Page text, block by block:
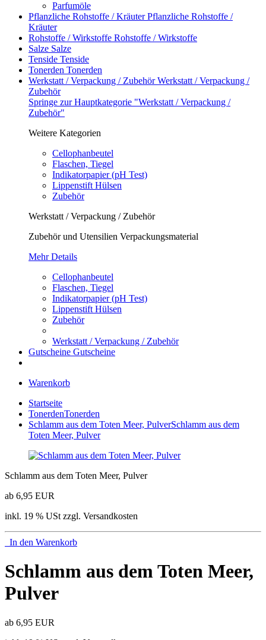
Parfumöle
Pflanzliche Rohstoffe / KräuterPflanzliche Rohstoffe /
Kräuter
Rohstoffe / Wirkstoffe Rohstoffe / Wirkstoffe
Salze Salze
Tenside Tenside
Tonerden Tonerden
Werkstatt / Verpackung / ZubehörWerkstatt / Verpackung /
Zubehör
Springe zur Hauptkategorie "Werkstatt / Verpackung /
Zubehör"
Weitere Kategorien
Cellophanbeutel
Flaschen, Tiegel
Indikatorpapier (pH Test)
Lippenstift Hülsen
Zubehör
Werkstatt / Verpackung / Zubehör
Zubehör und Utensilien Verpackungsmaterial
Mehr Details
Cellophanbeutel
Flaschen, Tiegel
Indikatorpapier (pH Test)
Lippenstift Hülsen
Zubehör
Werkstatt / Verpackung / Zubehör
Gutscheine Gutscheine
Warenkorb
Startseite
TonerdenTonerden
Schlamm aus dem Toten Meer, PulverSchlamm aus dem
Toten Meer, Pulver
Schlamm aus dem Toten Meer, Pulver
ab 6,95 EUR
inkl. 19 % USt zzgl. Versandkosten
In den Warenkorb
Schlamm aus dem Toten Meer,
Pulver
ab 6,95 EUR